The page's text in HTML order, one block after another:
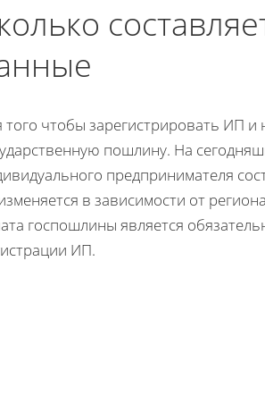
того чтобы зарегистрировать ИП и
пошлину. На
предпринимателя
в зависимости от
госпошлины является
ИП.